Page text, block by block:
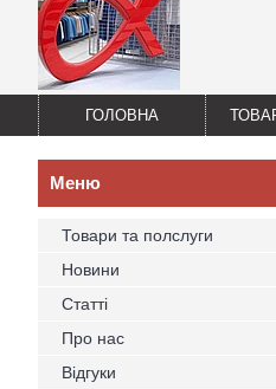
ГОЛОВНА
Товари та полслуги
Новини
Статті
Про нас
Відгуки